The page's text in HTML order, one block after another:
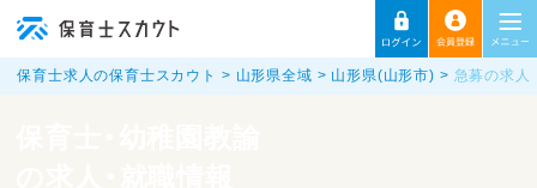
保育士求人の保育士スカウト 山形県全域 山形県(山形市) 急募の求人